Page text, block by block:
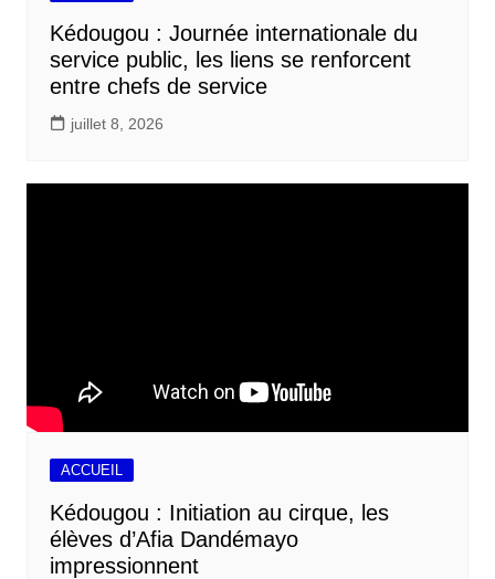
Kédougou : Journée internationale du
service public, les liens se renforcent
entre chefs de service
juillet 8, 2026
ACCUEIL
Kédougou : Initiation au cirque, les
élèves d’Afia Dandémayo
impressionnent